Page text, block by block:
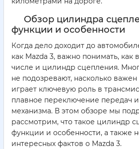
Обзор цилиндра
функции и особенности
Когда дело доходит до
как Mazda 3, важно понимать, как
числе и цилиндр сцепления.
не подозревают, насколько важен
играет ключевую роль в
плавное переключение передач
механизма. В этом обзоре мы
рассмотрим, что такое цилиндр
функции и особенности, а также
интересных фактов о Mazda 3.